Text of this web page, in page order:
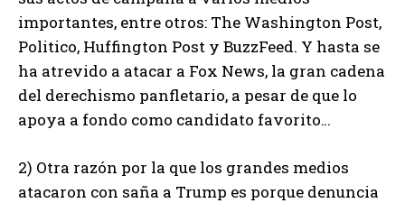
importantes, entre otros: The Washington Post,
Politico, Huffington Post y BuzzFeed. Y hasta se
ha atrevido a atacar a Fox News, la gran cadena
del derechismo panfletario, a pesar de que lo
apoya a fondo como candidato favorito…
2) Otra razón por la que los grandes medios
atacaron con saña a Trump es porque denuncia